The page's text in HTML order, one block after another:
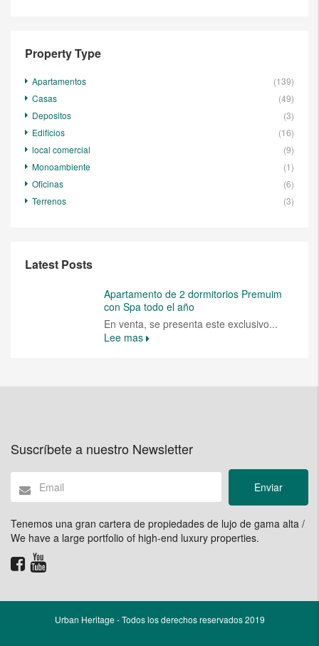
Property Type
Apartamentos
(139)
Casas
(49)
Depositos
(3)
Edificios
(16)
local comercial
(9)
Monoambiente
(1)
Oficinas
(6)
Terrenos
(3)
Latest Posts
Apartamento de 2 dormitorios Premuim
con Spa todo el año
En venta, se presenta este exclusivo...
Lee mas
Suscríbete a nuestro Newsletter
Enviar
Tenemos una gran cartera de propiedades de lujo de gama alta /
We have a large portfolio of high-end luxury properties.
Urban Heritage - Todos los derechos reservados 2019